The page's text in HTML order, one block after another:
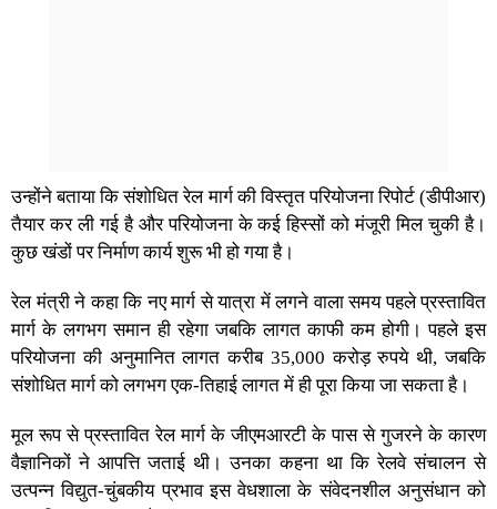
उन्होंने बताया कि संशोधित रेल मार्ग की विस्तृत परियोजना रिपोर्ट (डीपीआर)
तैयार कर ली गई है और परियोजना के कई हिस्सों को मंजूरी मिल चुकी है।
कुछ खंडों पर निर्माण कार्य शुरू भी हो गया है।
रेल मंत्री ने कहा कि नए मार्ग से यात्रा में लगने वाला समय पहले प्रस्तावित
मार्ग के लगभग समान ही रहेगा जबकि लागत काफी कम होगी। पहले इस
परियोजना की अनुमानित लागत करीब 35,000 करोड़ रुपये थी, जबकि
संशोधित मार्ग को लगभग एक-तिहाई लागत में ही पूरा किया जा सकता है।
मूल रूप से प्रस्तावित रेल मार्ग के जीएमआरटी के पास से गुजरने के कारण
वैज्ञानिकों ने आपत्ति जताई थी। उनका कहना था कि रेलवे संचालन से
उत्पन्न विद्युत-चुंबकीय प्रभाव इस वेधशाला के संवेदनशील अनुसंधान को